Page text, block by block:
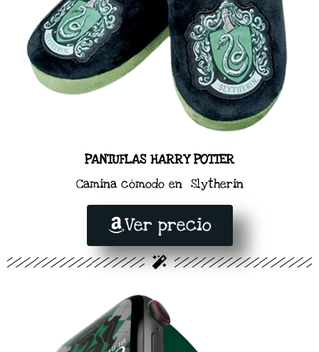
PANTUFLAS HARRY POTTER
Camina cómodo en Slytherin
Ver precio